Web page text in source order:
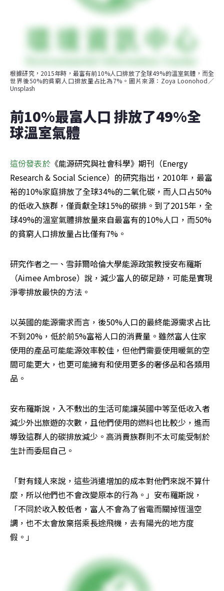
根據研究，2015年時，最富有前10%人口排放了全球49%的溫室氣體，而全
世界後50%的貧窮人口排放量占比為7%。圖片來源：Zoya Loonohod／
Unsplash
前10%最富人口 排放了49%全
球溫室氣體
這份發表於《能源研究與社會科學》期刊（Energy
Research & Social Science）的研究指出，2010年，最富
裕的10%家庭排放了全球34%的二氧化碳，而人口占50%
的低收入族群，僅貢獻全球15%的碳排。到了2015年，全
球49%的溫室氣體排放量來自最富有的10%人口，而50%
的貧窮人口排放量占比僅有7%。
研究作者之一、雪菲爾哈倫大學能源政策教授安布羅斯
（Aimee Ambrose）說，減少富人的碳足跡，可能是實現
淨零排放最快的方法。
以英國的能源需求而言，後50%人口的最終能源需求占比
不到20%，低於前5%富裕人口的消費量。雖然富人住家
使用的產品可能能源效率較佳，但他們需要使用暖氣的空
間可能更大，也更可能擁有和使用更多的奢侈品和各類用
品。
安布羅斯說，入不敷出的生活可能讓英國中等至低收入者
減少外出旅遊的次數，且他們使用的燃料也比較少，進而
導致這群人的碳排放減少。高消費族群則不太可能受制於
生計而委屈自己。
「對有錢人來說，這些消遣增加的成本對他們來說不算什
麼，所以他們也不會改變原本的行為。」安布羅斯說，
「不同於收入較低者，富人不會為了省電而關掉恆溫空
調，也不太會放棄搭乘長途飛機，去有陽光的地方度
假。」